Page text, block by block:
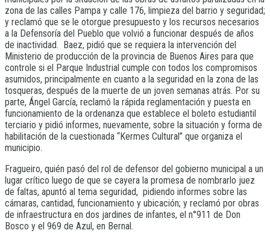
zona de las calles Pampa y calle 176, limpieza del barrio y seguridad;
y reclamó que se le otorgue presupuesto y los recursos necesarios
a la Defensoría del Pueblo que volvió a funcionar después de años
de inactividad. Baez, pidió que se requiera la intervención del
Ministerio de producción de la provincia de Buenos Aires para que
controle si el Parque Industrial cumple con todos los compromisos
asumidos, principalmente en cuanto a la seguridad en la zona de las
tosqueras, después de la muerte de un joven semanas atrás. Por su
parte, Ángel García, reclamó la rápida reglamentación y puesta en
funcionamiento de la ordenanza que establece el boleto estudiantil
terciario y pidió informes, nuevamente, sobre la situación y forma de
habilitación de la cuestionada “Kermes Cultural” que organiza el
municipio.
Fragueiro, quién pasó del rol de defensor del gobierno municipal a un
lugar crítico luego de que se cayera la promesa de nombrarlo juez
de faltas, apuntó al tema seguridad, pidiendo informes sobre las
cámaras, cantidad, funcionamiento y ubicación; y reclamó por obras
de infraestructura en dos jardines de infantes, el n°911 de Don
Bosco y el 969 de Azul, en Bernal.